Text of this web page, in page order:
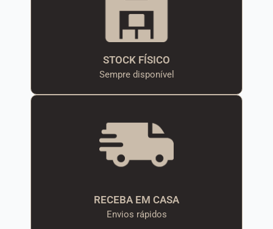
STOCK FÍSICO
Sempre disponível
RECEBA EM CASA
Envios rápidos